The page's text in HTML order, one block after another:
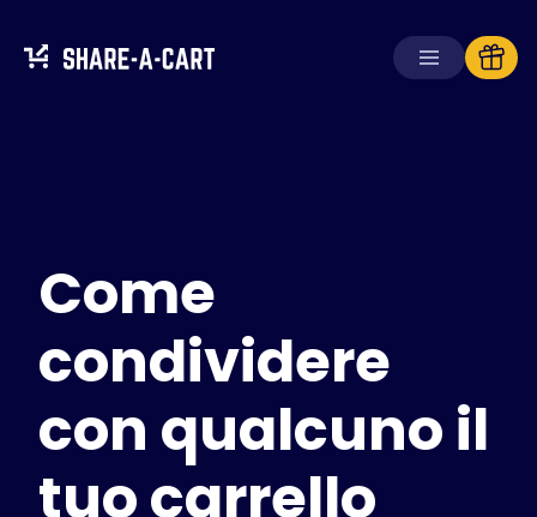
Per consumatori
Per scuole
Per aziende
Ottieni Plus+
Accedi
Come
condividere
con qualcuno il
tuo carrello